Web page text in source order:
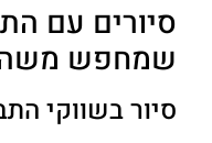
סיורים עם
שמחפש
סיור בשווקי